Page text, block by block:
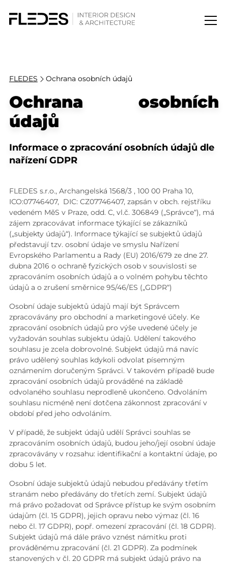
FLEDES Ochrana osobních údajů
Ochrana osobních
údajů
Informace o zpracování osobních údajů dle
nařízení GDPR
FLEDES s.r.o., Archangelská 1568/3 , 100 00 Praha 10,
ICO:07746407, DIC: CZ07746407, zapsán v obch. rejstříku
vedeném MěS v Praze, odd. C, vl.č. 306849 („Správce“), má
zájem zpracovávat informace týkající se zákazníků
(„subjekty údajů“). Informace týkající se subjektů údajů
představují tzv. osobní údaje ve smyslu Nařízení
Evropského Parlamentu a Rady (EU) 2016/679 ze dne 27.
dubna 2016 o ochraně fyzických osob v souvislosti se
zpracováním osobních údajů a o volném pohybu těchto
údajů a o zrušení směrnice 95/46/ES („GDPR“)
Osobní údaje subjektů údajů mají být Správcem
zpracovávány pro obchodní a marketingové účely. Ke
zpracování osobních údajů pro výše uvedené účely je
vyžadován souhlas subjektu údajů. Udělení takového
souhlasu je zcela dobrovolné. Subjekt údajů má navíc
právo udělený souhlas kdykoli odvolat písemným
oznámením doručeným Správci. V takovém případě bude
zpracování osobních údajů prováděné na základě
odvolaného souhlasu neprodleně ukončeno. Odvoláním
souhlasu nicméně není dotčena zákonnost zpracování v
období před jeho odvoláním.
V případě, že subjekt údajů udělí Správci souhlas se
zpracováním osobních údajů, budou jeho/její osobní údaje
zpracovávány v rozsahu: identifikační a kontaktní údaje, po
dobu 5 let.
Osobní údaje subjektů údajů nebudou předávány třetím
stranám nebo předávány do třetích zemí. Subjekt údajů
má právo požadovat od Správce přístup ke svým osobním
údajům (čl. 15 GDPR), jejich opravu nebo výmaz (čl. 16
nebo čl. 17 GDPR), popř. omezení zpracování (čl. 18 GDPR).
Subjekt údajů má dále právo vznést námitku proti
prováděnému zpracování (čl. 21 GDPR). Za podmínek
stanovených v čl. 20 GDPR má subjekt údajů právo na